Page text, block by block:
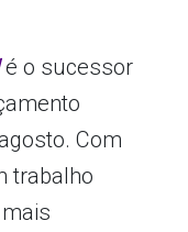
é o sucessor
Com
trabalho